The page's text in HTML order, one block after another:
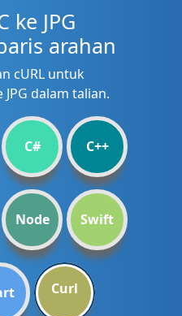
ke JPG
arahan
cURL untuk
dalam talian.
C# C++
Node Swift
Curl